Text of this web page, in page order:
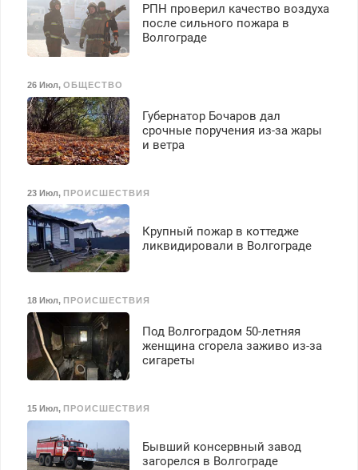
РПН проверил качество воздуха
после сильного пожара в
Волгограде
26 Июл, ОБЩЕСТВО
Губернатор Бочаров дал
срочные поручения из-за жары
и ветра
23 Июл, ПРОИСШЕСТВИЯ
Крупный пожар в коттедже
ликвидировали в Волгограде
18 Июл, ПРОИСШЕСТВИЯ
Под Волгоградом 50-летняя
женщина сгорела заживо из-за
сигареты
15 Июл, ПРОИСШЕСТВИЯ
Бывший консервный завод
загорелся в Волгограде